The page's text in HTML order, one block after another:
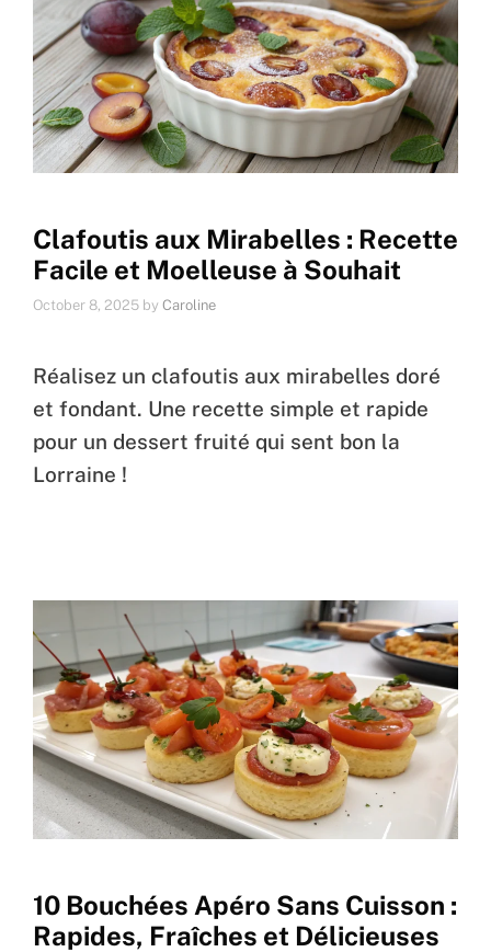
Clafoutis aux Mirabelles : Recette
Facile et Moelleuse à Souhait
October 8, 2025 by Caroline
Réalisez un clafoutis aux mirabelles doré
et fondant. Une recette simple et rapide
pour un dessert fruité qui sent bon la
Lorraine !
10 Bouchées Apéro Sans Cuisson :
Rapides, Fraîches et Délicieuses